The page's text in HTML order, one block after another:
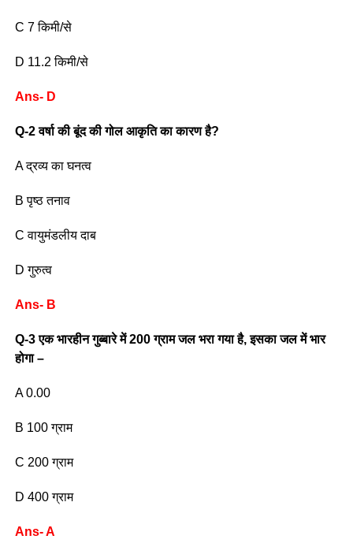
C 7 किमी/से
D 11.2 किमी/से
Ans- D
Q-2 वर्षा की बूंद की गोल आकृति का कारण है?
A द्रव्य का घनत्व
B पृष्ठ तनाव
C वायुमंडलीय दाब
D गुरुत्व
Ans- B
Q-3 एक भारहीन गुब्बारे में 200 ग्राम जल भरा गया है, इसका जल में भार
होगा –
A 0.00
B 100 ग्राम
C 200 ग्राम
D 400 ग्राम
Ans- A